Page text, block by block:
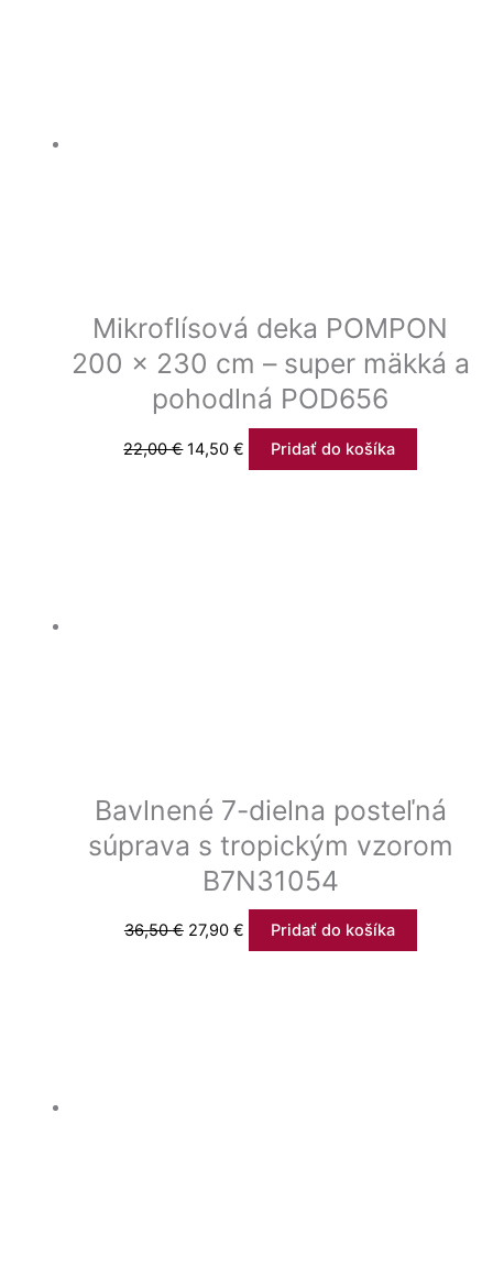
Mikroflísová deka POMPON
200 x 230 cm – super mäkká a
pohodlná POD656
22,00€ 14,50€ Pridať do košíka
Bavlnené 7-dielna posteľná
súprava s tropickým vzorom
B7N31054
36,50€ 27,90 € Pridať do košíka